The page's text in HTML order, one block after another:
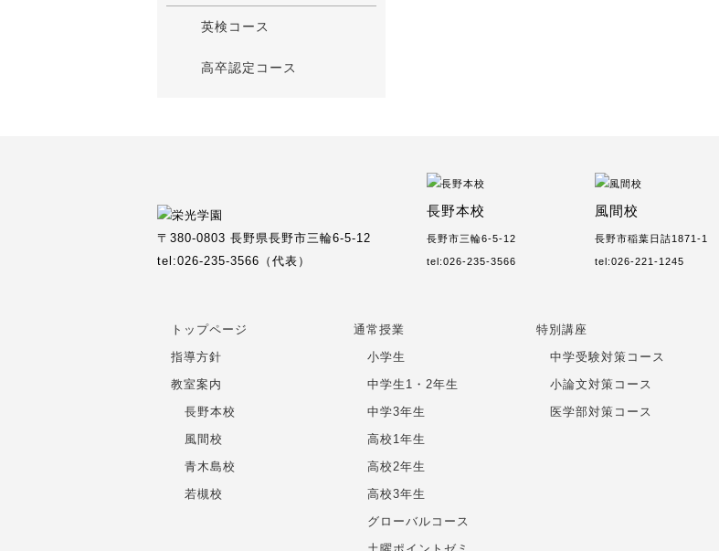
英検コース
高卒認定コース
〒380-0803 長野県長野市三輪6-5-12
tel:026-235-3566（代表）
長野本校
長野市三輪6-5-12
tel:026-235-3566
風間校
長野市稲葉日詰1871-1
tel:026-221-1245
トップページ
指導方針
教室案内
長野本校
風間校
青木島校
若槻校
通常授業
小学生
中学生1・2年生
中学3年生
高校1年生
高校2年生
高校3年生
グローバルコース
特別講座
中学受験対策コース
小論文対策コース
医学部対策コース